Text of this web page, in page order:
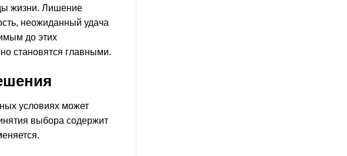
жизни. Лишение
неожиданный удача
до этих
становятся главными.
условиях может
выбора содержит